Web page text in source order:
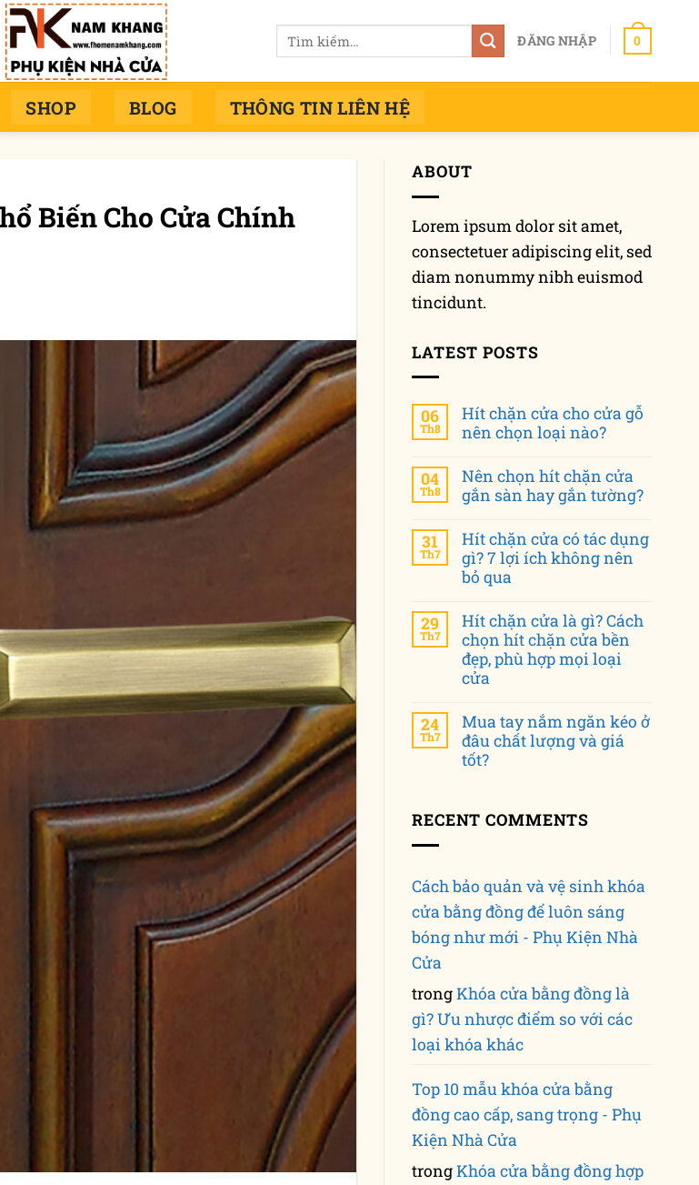
Tìm
kiếm:
ĐĂNG NHẬP 0
SHOP BLOG THÔNG TIN LIÊN HỆ
Biến Cho Cửa Chính
ABOUT
Lorem ipsum dolor sit amet,
consectetuer adipiscing elit, sed
diam nonummy nibh euismod
tincidunt.
LATEST POSTS
06
Th8
Hít chặn cửa cho cửa gỗ
nên chọn loại nào?
04
Th8
Nên chọn hít chặn cửa
gắn sàn hay gắn tường?
31
Th7
Hít chặn cửa có tác dụng
gì? 7 lợi ích không nên
bỏ qua
29
Th7
Hít chặn cửa là gì? Cách
chọn hít chặn cửa bền
đẹp, phù hợp mọi loại
cửa
24
Th7
Mua tay nắm ngăn kéo ở
đâu chất lượng và giá
tốt?
RECENT COMMENTS
Cách bảo quản và vệ sinh khóa
cửa bằng đồng để luôn sáng
bóng như mới - Phụ Kiện Nhà
Cửa
trongKhóa cửa bằng đồng là
gì? Ưu nhược điểm so với các
loại khóa khác
Top 10 mẫu khóa cửa bằng
đồng cao cấp, sang trọng - Phụ
Kiện Nhà Cửa
trongKhóa cửa bằng đồng hợp